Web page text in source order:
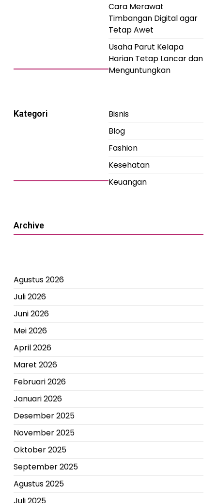
Cara Merawat
Timbangan Digital agar
Tetap Awet
Usaha Parut Kelapa
Harian Tetap Lancar dan
Menguntungkan
Kategori
Bisnis
Blog
Fashion
Kesehatan
Keuangan
Archive
Agustus 2026
Juli 2026
Juni 2026
Mei 2026
April 2026
Maret 2026
Februari 2026
Januari 2026
Desember 2025
November 2025
Oktober 2025
September 2025
Agustus 2025
Juli 2025